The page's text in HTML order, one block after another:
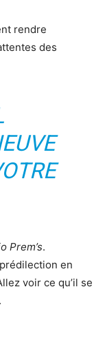
rendre
des
Prem’s.
en
voir ce qu’il se